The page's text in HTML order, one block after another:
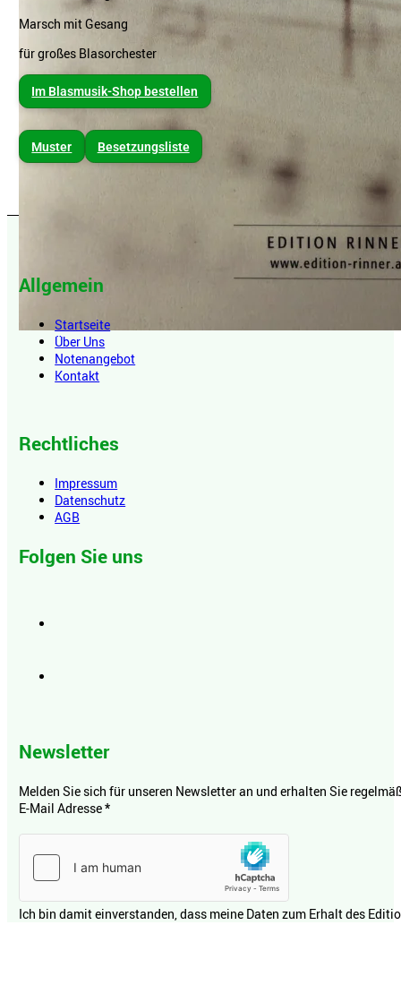
Marsch mit Gesang
für großes Blasorchester
Im Blasmusik-Shop bestellen
Muster Besetzungsliste
Allgemein
Startseite
Über Uns
Notenangebot
Kontakt
Rechtliches
Impressum
Datenschutz
AGB
Folgen Sie uns
Newsletter
Melden Sie sich für unseren Newsletter an und erhalten Sie
E-Mail Adresse*
Ich bin damit einverstanden, dass meine Daten zum Erhalt des